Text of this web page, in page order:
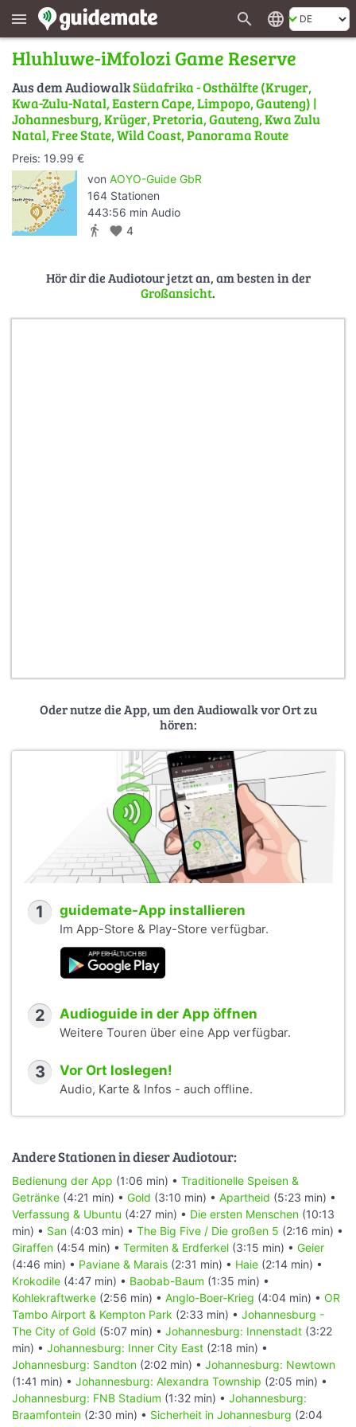
menu search language
Hluhluwe-iMfolozi Game Reserve
Aus dem AudiowalkSüdafrika - Osthälfte (Kruger,
Kwa-Zulu-Natal, Eastern Cape, Limpopo, Gauteng) |
Johannesburg, Krüger, Pretoria, Gauteng, Kwa Zulu
Natal, Free State, Wild Coast, Panorama Route
Preis: 19.99 €
von AOYO-Guide GbR
164 Stationen
443:56 min Audio
directions_walk favorite 4
Hör dir die Audiotour jetzt an, am besten in der
Großansicht.
Oder nutze die App, um den Audiowalk vor Ort zu
hören:
1 guidemate-App installieren
Im App-Store & Play-Store verfügbar.
2 Audioguide in der App öffnen
Weitere Touren über eine App verfügbar.
3 Vor Ort loslegen!
Audio, Karte & Infos - auch offline.
Andere Stationen in dieser Audiotour:
Bedienung der App (1:06 min) • Traditionelle Speisen &
Getränke (4:21 min) • Gold (3:10 min) • Apartheid (5:23 min) •
Verfassung & Ubuntu (4:27 min) • Die ersten Menschen (10:13
min) • San (4:03 min) • The Big Five / Die großen 5 (2:16 min) •
Giraffen (4:54 min) • Termiten & Erdferkel (3:15 min) • Geier
(4:46 min) • Paviane & Marais (2:31 min) • Haie (2:14 min) •
Krokodile (4:47 min) • Baobab-Baum (1:35 min) •
Kohlekraftwerke (2:56 min) • Anglo-Boer-Krieg (4:04 min) • OR
Tambo Airport & Kempton Park (2:33 min) • Johannesburg -
The City of Gold (5:07 min) • Johannesburg: Innenstadt (3:22
min) • Johannesburg: Inner City East (2:18 min) •
Johannesburg: Sandton (2:02 min) • Johannesburg: Newtown
(1:41 min) • Johannesburg: Alexandra Township (2:05 min) •
Johannesburg: FNB Stadium (1:32 min) • Johannesburg:
Braamfontein (2:30 min) • Sicherheit in Johannesburg (2:04